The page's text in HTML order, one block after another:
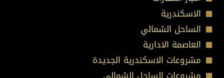
الاسكندرية
الساحل الشمالي
العاصمة الادارية
مشروعات الاسكندرية الجديدة